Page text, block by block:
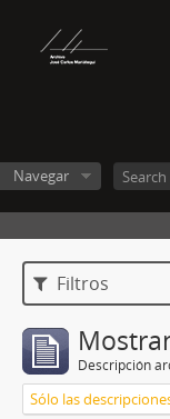
Navegar
Filtros
Descripción
Sólo las